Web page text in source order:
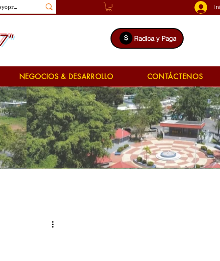
Radica y Paga
NEGOCIOS & DESARROLLO CONTÁCTENOS